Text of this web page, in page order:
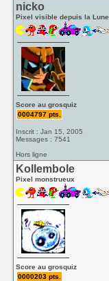
nicko
Pixel visible depuis la Lune
Score au grosquiz
0004797 pts.
Inscrit : Jan 15, 2005
Messages : 7541
Hors ligne
Kollembole
Pixel monstrueux
Score au grosquiz
0000203 pts.